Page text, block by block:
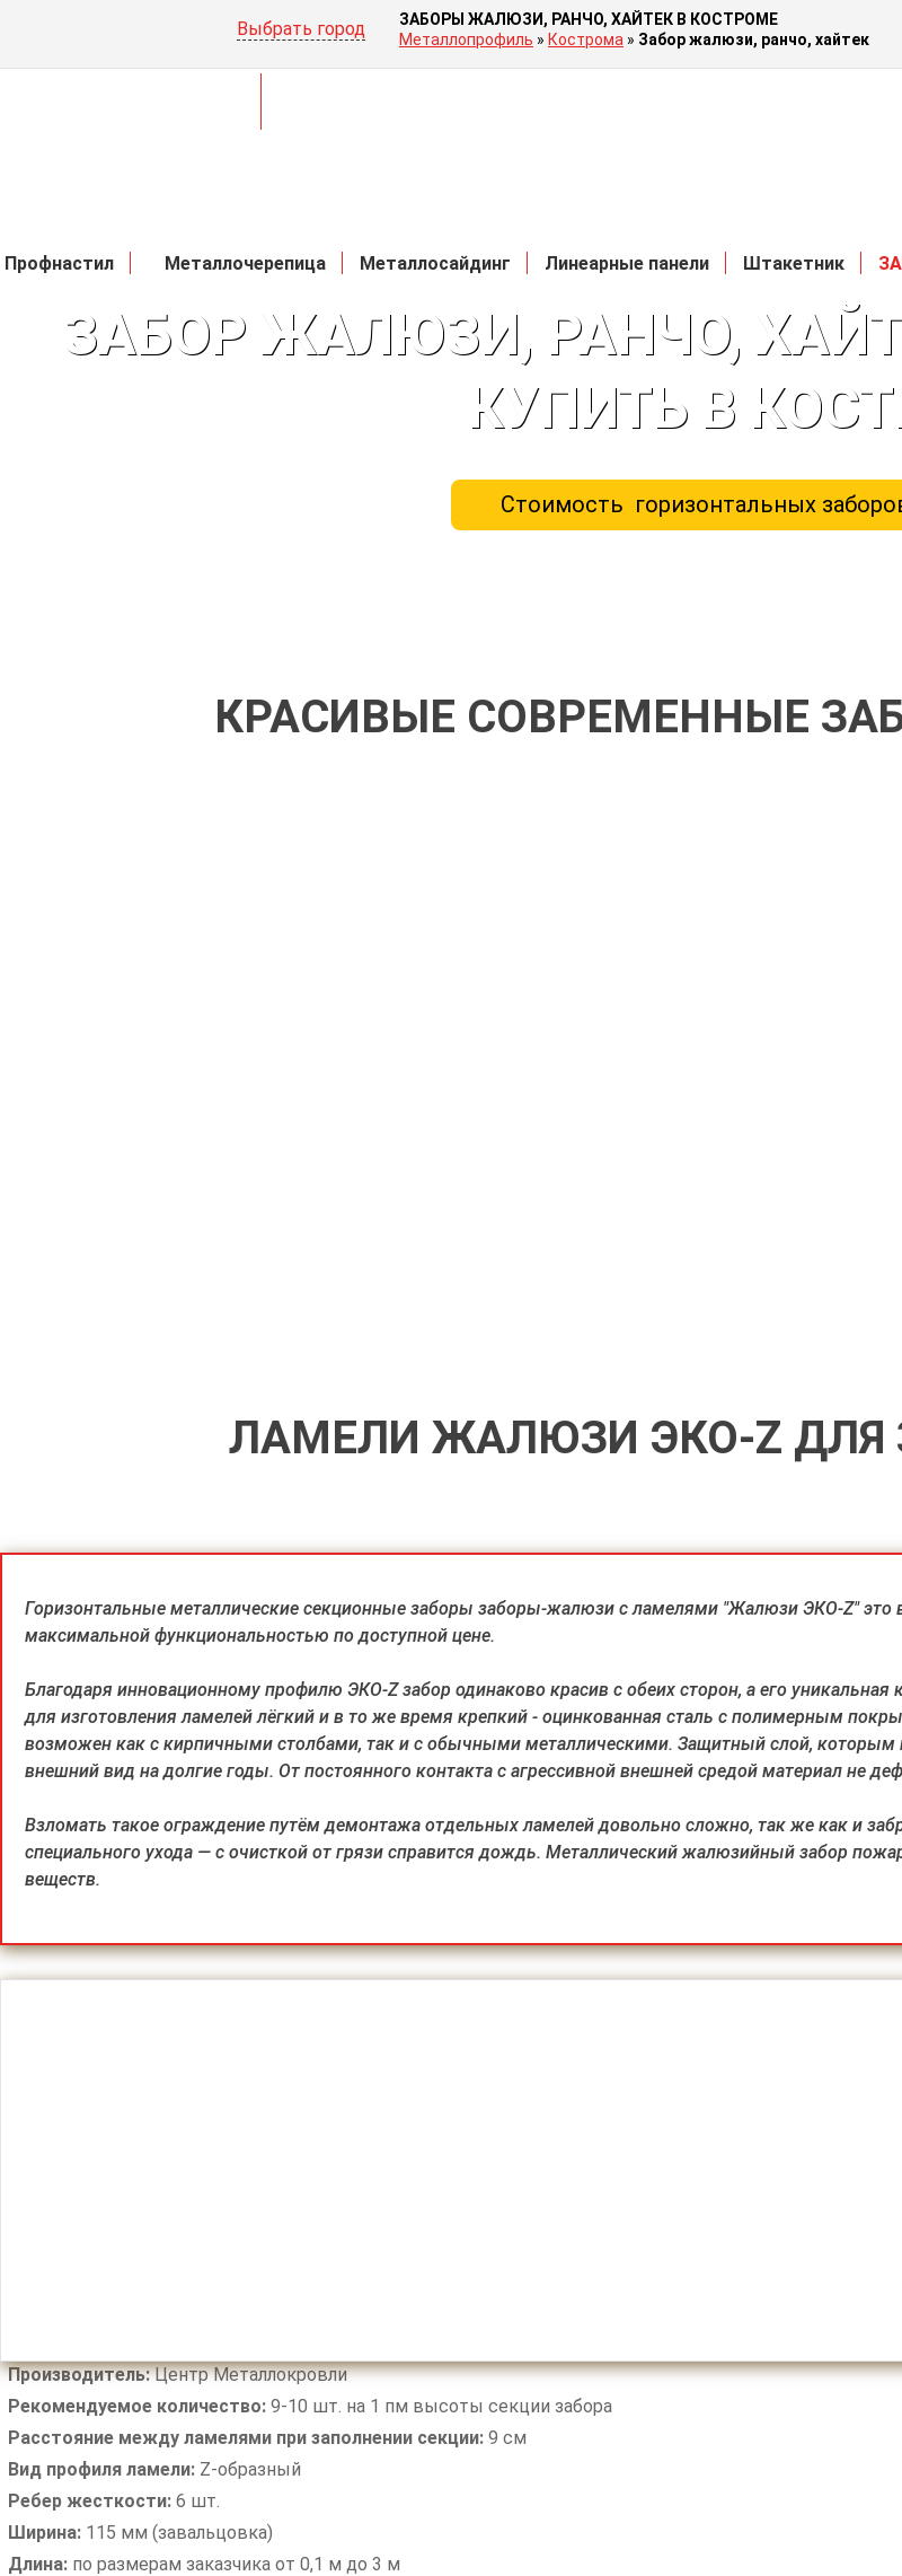
Выбрать город
ЗАБОРЫ ЖАЛЮЗИ, РАНЧО, ХАЙТЕК В КОСТРОМЕ
Металлопрофиль » Кострома » Забор жалюзи, ранчо, хайтек
Профнастил Металлочерепица Металлосайдинг Линеарные панели Штакетник
ЗАБОР ЖАЛЮЗИ, РАНЧО,
КУПИТЬ В
Стоимость горизонтальных
КРАСИВЫЕ СОВРЕМЕННЫЕ
ЛАМЕЛИ ЖАЛЮЗИ ЭКО-Z
Горизонтальные металлические секционные заборы заборы-жалюзи с ламелями "Жалюзи ЭКО-Z" это
максимальной функциональностью по доступной цене.
Благодаря инновационному профилю ЭКО-Z забор одинаково красив с обеих сторон, а его
для изготовления ламелей лёгкий и в то же время крепкий - оцинкованная сталь с полимерным
возможен как с кирпичными столбами, так и с обычными металлическими. Защитный слой, которым
внешний вид на долгие годы. От постоянного контакта с агрессивной внешней средой материал не
Взломать такое ограждение путём демонтажа отдельных ламелей довольно сложно, так же как и
специального ухода — с очисткой от грязи справится дождь. Металлический жалюзийный забор
веществ.
Производитель: Центр Металлокровли
Рекомендуемое количество: 9-10 шт. на 1 пм высоты секции забора
Расстояние между ламелями при заполнении секции: 9 см
Вид профиля ламели: Z-образный
Ребер жесткости: 6 шт.
Ширина: 115 мм (завальцовка)
Длина: по размерам заказчика от 0,1 м до 3 м